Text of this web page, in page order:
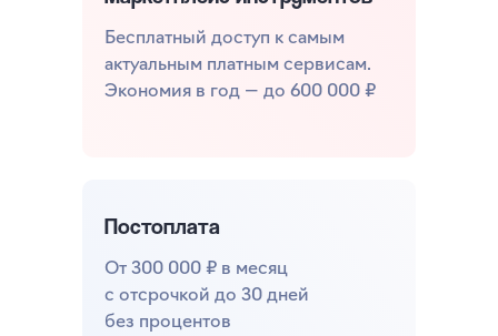
Бесплатный доступ к самым
актуальным платным сервисам.
Экономия в год — до 600 000 ₽
Постоплата
От 300 000 ₽ в месяц
с отсрочкой до 30 дней
без процентов